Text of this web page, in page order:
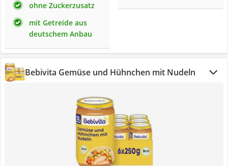
ohne Zuckerzusatz
mit Getreide aus
deutschem Anbau
Bebivita Gemüse und Hühnchen mit Nudeln